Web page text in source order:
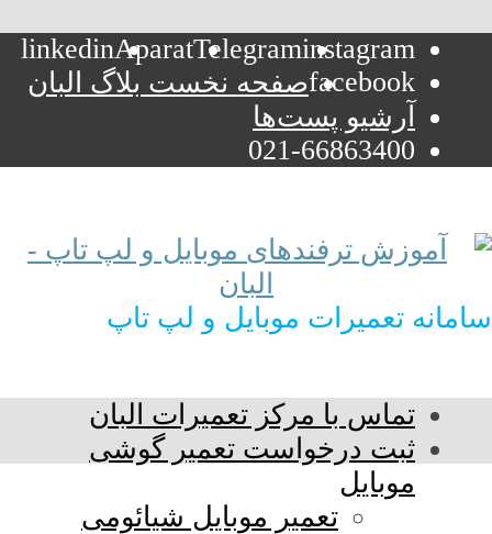
instagram
Telegram
Aparat
linkedin
facebookصفحه نخست بلاگ البان
آرشیو پست‌ها
021-66863400
سامانه تعمیرات موبایل و لپ تاپ
تماس با مرکز تعمیرات البان
ثبت درخواست تعمیر گوشی
موبایل
تعمیر موبایل شیائومی